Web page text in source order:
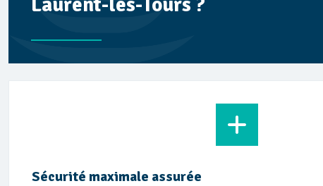
Sécurité maximale assurée